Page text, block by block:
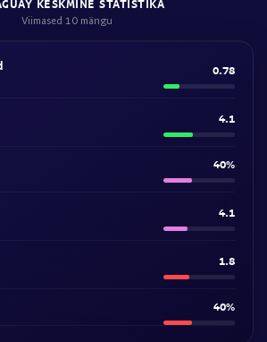
KESKMINE STATISTIKA
Viimased 10 mängu
0.78
4.1
40%
4.1
1.8
40%